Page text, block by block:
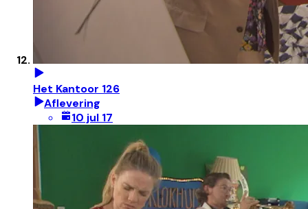
Het Kantoor 126
Aflevering
10 jul 17